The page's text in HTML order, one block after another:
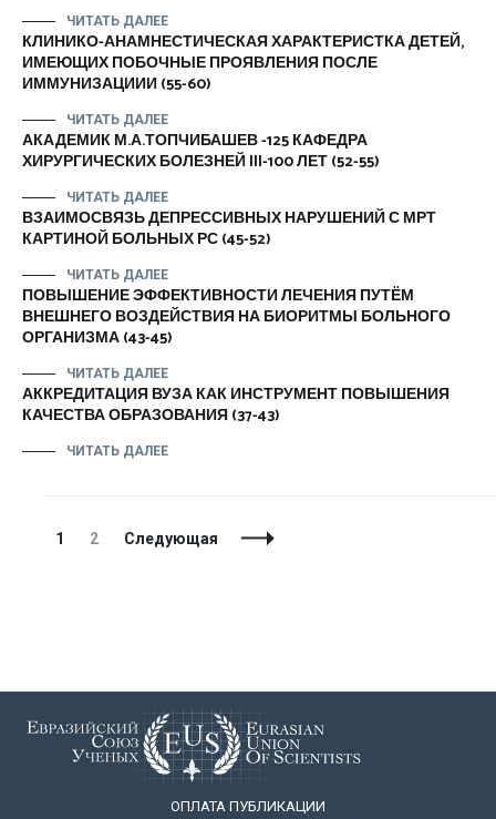
ЧИТАТЬ ДАЛЕЕ
КЛИНИКО-АНАМНЕСТИЧЕСКАЯ ХАРАКТЕРИСТКА ДЕТЕЙ,
ИМЕЮЩИХ ПОБОЧНЫЕ ПРОЯВЛЕНИЯ ПОСЛЕ
ИММУНИЗАЦИИИ (55-60)
ЧИТАТЬ ДАЛЕЕ
АКАДЕМИК М.А.ТОПЧИБАШЕВ -125 КАФЕДРА
ХИРУРГИЧЕСКИХ БОЛЕЗНЕЙ III-100 ЛЕТ (52-55)
ЧИТАТЬ ДАЛЕЕ
ВЗАИМОСВЯЗЬ ДЕПРЕССИВНЫХ НАРУШЕНИЙ С МРТ
КАРТИНОЙ БОЛЬНЫХ РС (45-52)
ЧИТАТЬ ДАЛЕЕ
ПОВЫШЕНИЕ ЭФФЕКТИВНОСТИ ЛЕЧЕНИЯ ПУТЁМ
ВНЕШНЕГО ВОЗДЕЙСТВИЯ НА БИОРИТМЫ БОЛЬНОГО
ОРГАНИЗМА (43-45)
ЧИТАТЬ ДАЛЕЕ
АККРЕДИТАЦИЯ ВУЗА КАК ИНСТРУМЕНТ ПОВЫШЕНИЯ
КАЧЕСТВА ОБРАЗОВАНИЯ (37-43)
ЧИТАТЬ ДАЛЕЕ
Навигация
Страница
1 Страница
2 Следующая
ОПЛАТА ПУБЛИКАЦИИ